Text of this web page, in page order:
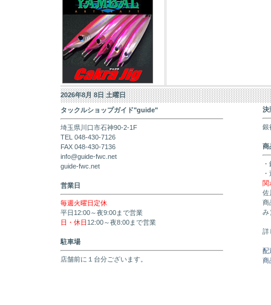
2026年8月 8日 土曜日
タックルショップガイド"guide"
埼玉県川口市石神90-2-1F
TEL 048-430-7126
FAX 048-430-7136
info@guide-fwc.net
guide-fwc.net
営業日
毎週火曜日定休
平日12:00～夜9:00まで営業
日・休日 12:00～夜8:00まで営業
駐車場
店舗前に１台分ございます。
決
銀
商
関
佐
商
み
詳
配
商